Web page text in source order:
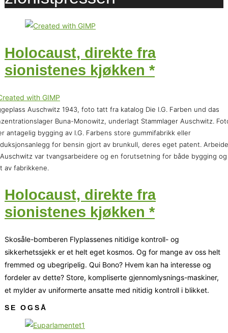
Holocaust, direkte fra
sionistenes kjøkken *
Auschwitz 1943, foto tatt fra katalog Die I.G. Farben und das
Buna-Monowitz, underlagt Stammlager Auschwitz.
antagelig bygging av I.G. Farbens store gummifabrikk eller
for bensin gjort av brunkull, deres eget patent.
var tvangsarbeidere og en forutsetning for både bygging og
av fabrikkene.
Holocaust, direkte fra
sionistenes kjøkken *
Skosåle-bomberen Flyplassenes nitidige kontroll- og
sikkerhetssjekk er et helt eget kosmos. Og for mange av oss helt
fremmed og ubegripelig. Qui Bono? Hvem kan ha interesse og
fordeler av dette? Store, kompliserte gjennomlysnings-maskiner,
et mylder av uniformerte ansatte med nitidig kontroll i blikket.
SE OGSÅ